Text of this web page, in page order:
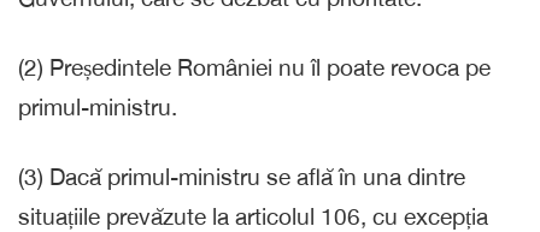
(2) Președintele României nu îl poate revoca pe
primul-ministru.
(3) Dacă primul-ministru se află în una dintre
situațiile prevăzute la articolul 106, cu excepția